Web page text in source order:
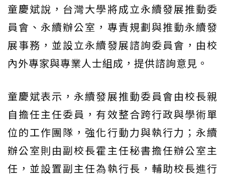
童慶斌說，台灣大學將成立永續發展推動委
員會、永續辦公室，專責規劃與推動永續發
展事務，並設立永續發展諮詢委員會，由校
內外專家與專業人士組成，提供諮詢意見。
童慶斌表示，永續發展推動委員會由校長親
自擔任主任委員，有效整合跨行政與學術單
位的工作團隊，強化行動力與執行力；永續
辦公室則由副校長霍主任秘書擔任辦公室主
任，並設置副主任為執行長，輔助校長進行